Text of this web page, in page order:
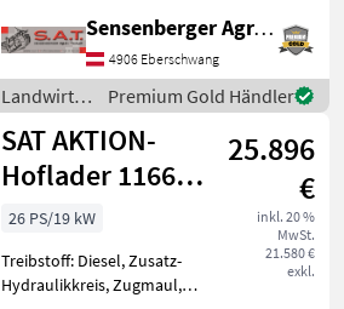
Schnellwechselrahmen,
hydr. Geräteverriegelung
+++Einführungsaktion+++
***SAT Hof-Loader 1166*** -
Motor Kub
Sensenberger Agrar-Technik
4906 Eberschwang
Landwirtsch.
Motorfahrzeuge
/ SAT
Premium Gold Händler
SAT AKTION-
Hoflader 1166-
Neumaschine
25.896
€
inkl. 20 %
MwSt.
21.580 €
exkl.
26 PS/19 kW
Treibstoff: Diesel, Zusatz-
Hydraulikkreis, Zugmaul,